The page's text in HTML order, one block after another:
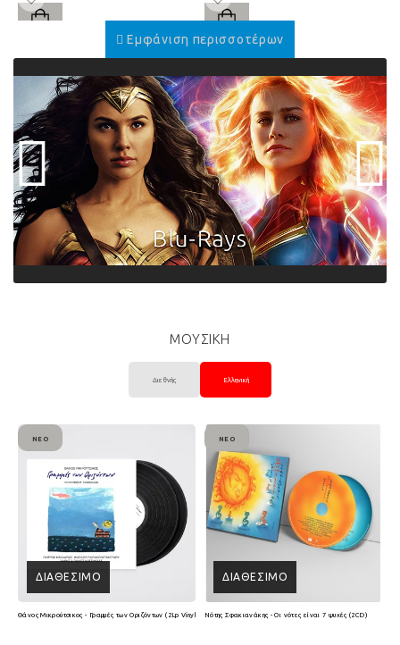
ΜΟΥΣΙΚΗ
Διεθνής Ελληνική
ΔΙΑΘΈΣΙΜΟ
ΝΈΟ
Θάνος Μικρούτσικος - Γραμμές των Οριζόντων (2Lp Vinyl)
ΔΙΑΘΈΣΙΜΟ
ΝΈΟ
Νότης Σφακιανάκης - Οι νότες είναι 7 ψυχές (2CD)